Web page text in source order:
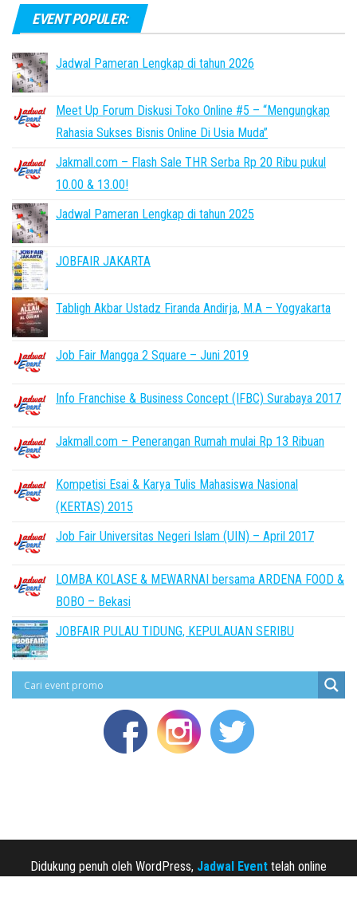
EVENT POPULER:
Jadwal Pameran Lengkap di tahun 2026
Meet Up Forum Diskusi Toko Online #5 – “Mengungkap
Rahasia Sukses Bisnis Online Di Usia Muda”
Jakmall.com – Flash Sale THR Serba Rp 20 Ribu pukul
10.00 & 13.00!
Jadwal Pameran Lengkap di tahun 2025
JOBFAIR JAKARTA
Tabligh Akbar Ustadz Firanda Andirja, M.A – Yogyakarta
Job Fair Mangga 2 Square – Juni 2019
Info Franchise & Business Concept (IFBC) Surabaya 2017
Jakmall.com – Penerangan Rumah mulai Rp 13 Ribuan
Kompetisi Esai & Karya Tulis Mahasiswa Nasional
(KERTAS) 2015
Job Fair Universitas Negeri Islam (UIN) – April 2017
LOMBA KOLASE & MEWARNAI bersama ARDENA FOOD &
BOBO – Bekasi
JOBFAIR PULAU TIDUNG, KEPULAUAN SERIBU
Didukung penuh oleh WordPress, Jadwal Event telah online